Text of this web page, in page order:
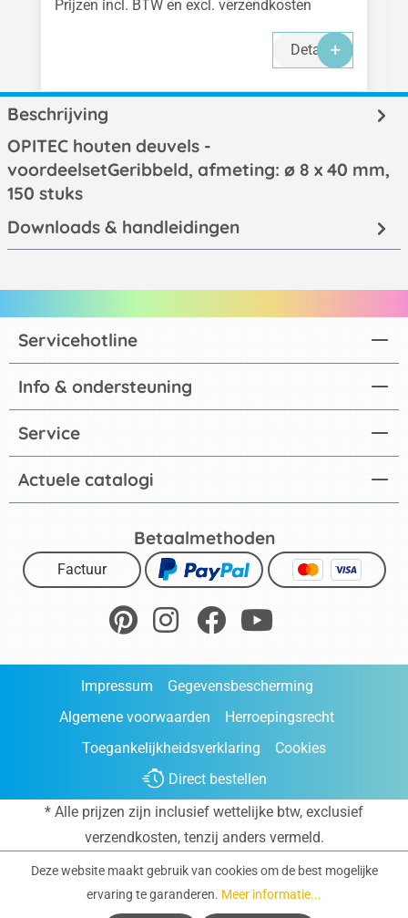
Prijzen incl. BTW en excl. verzendkosten
Details
Beschrijving
OPITEC houten deuvels -
voordeelsetGeribbeld, afmeting: ø 8 x 40 mm,
150 stuks
Downloads & handleidingen
Actuele catalogi
Servicehotline
Info & ondersteuning
Service
Betaalmethoden
Factuur
Impressum
Gegevensbescherming
Algemene voorwaarden
Herroepingsrecht
Toegankelijkheidsverklaring
Cookies
Direct bestellen
* Alle prijzen zijn inclusief wettelijke btw, exclusief
verzendkosten, tenzij anders vermeld.
Deze website maakt gebruik van cookies om de best mogelijke
ervaring te garanderen. Meer informatie...